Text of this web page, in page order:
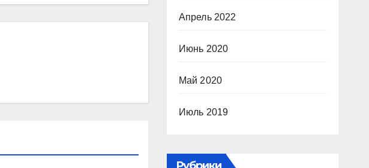
Апрель 2022
Июнь 2020
Май 2020
Июль 2019